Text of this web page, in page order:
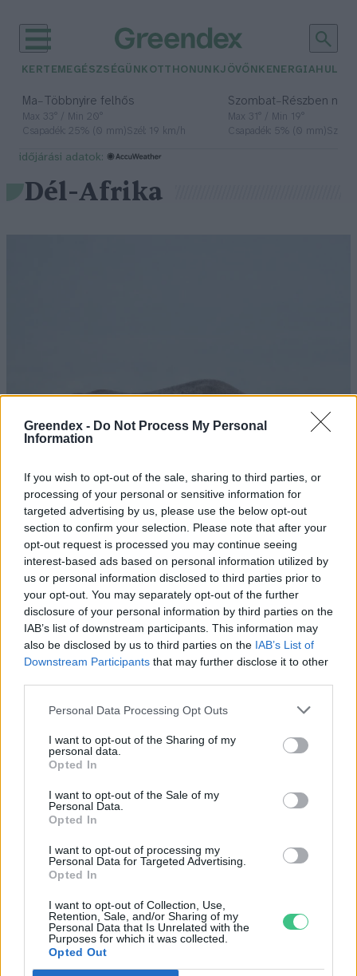
Greendex - Do Not Process My Personal
Information
If you wish to opt-out of the sale, sharing to third parties, or
processing of your personal or sensitive information for
targeted advertising by us, please use the below opt-out
section to confirm your selection. Please note that after your
opt-out request is processed you may continue seeing
interest-based ads based on personal information utilized by
us or personal information disclosed to third parties prior to
your opt-out. You may separately opt-out of the further
disclosure of your personal information by third parties on the
IAB’s list of downstream participants. This information may
also be disclosed by us to third parties on the IAB’s List of
Downstream Participants that may further disclose it to other
Personal Data Processing Opt Outs
I want to opt-out of the Sharing of my
personal data.
Opted In
I want to opt-out of the Sale of my
Personal Data.
Opted In
I want to opt-out of processing my
Personal Data for Targeted Advertising.
Opted In
I want to opt-out of Collection, Use,
Retention, Sale, and/or Sharing of my
Personal Data that Is Unrelated with the
Purposes for which it was collected.
Opted Out
KERTEM EGÉSZSÉGÜNK OTTHONUNKJÖVŐNK ENERGIA
Ma– Többnyire felhős
Max 33° / Min 20°
Csapadék: 25% (0 mm)Szél: 19 km/h
Szombat– Részben
Max 31° / Min 19°
Csapadék: 5% (0 mm)Szél:
időjárási adatok:
Dél-Afrika
Radioaktív izotópok
befecskendezésével küzdenek az
orrszarvúak túléléséért
Afrikában
A vérző fa nem legenda
Greendex Szemle
Az eddig ismertnél is ősibb lehet
az „emberiség bölcsője”